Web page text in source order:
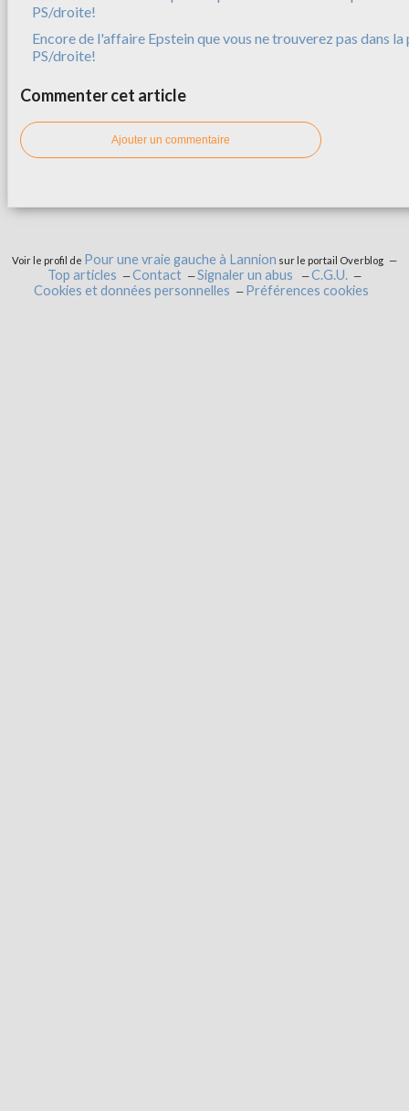
Encore de l'affaire Epstein que vous ne trouverez pas dans
PS/droite!
Commenter cet article
Ajouter un commentaire
Voir le profil de Pour une vraie gauche à Lannion sur le portail Overblog
Top articles Contact Signaler un abus
C.G.U.
Cookies et données personnelles
Préférences cookies